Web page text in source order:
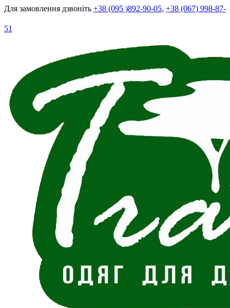
Для замовлення дзвоніть +38 (095 )892-90-05, +38 (067) 998-87-
51